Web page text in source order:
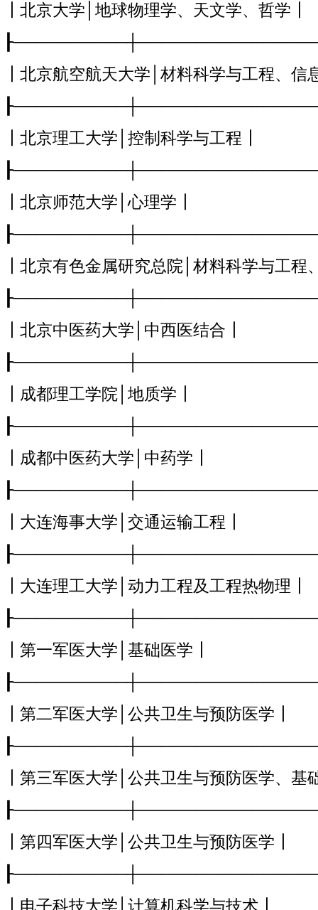
┃北京大学│地球物理学、天文学、哲学┃
┃北京航空航天大学│材料科学与工程、
┃北京理工大学│控制科学与工程┃
┃北京师范大学│心理学┃
┃北京有色金属研究总院│材料科学与工
┃北京中医药大学│中西医结合┃
┃成都理工学院│地质学┃
┃成都中医药大学│中药学┃
┃大连海事大学│交通运输工程┃
┃大连理工大学│动力工程及工程热物理┃
┃第一军医大学│基础医学┃
┃第二军医大学│公共卫生与预防医学┃
┃第三军医大学│公共卫生与预防医学、
┃第四军医大学│公共卫生与预防医学┃
┃电子科技大学│计算机科学与技术┃